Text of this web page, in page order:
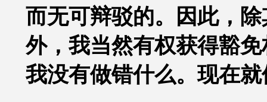
而无可辩驳的。因此，
外，我当然有权获得豁
我没有做错什么。现在